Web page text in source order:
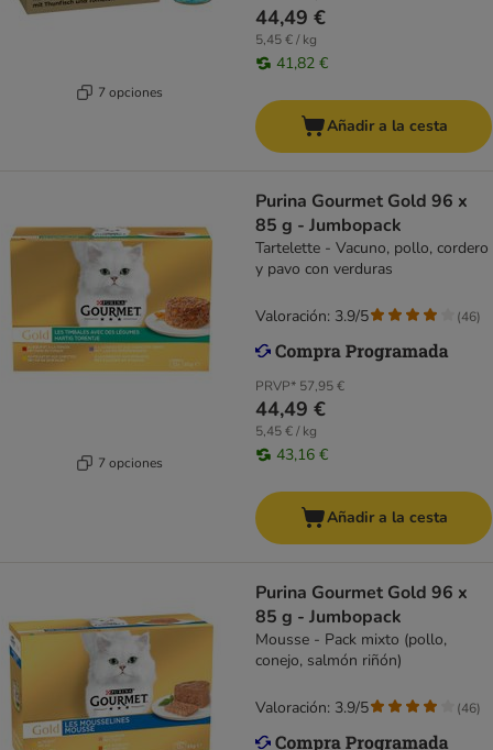
7 opciones
44,49 €
5,45 € / kg
41,82 €
Añadir a la cesta
7 opciones
Purina Gourmet Gold 96 x
85 g - Jumbopack
Tartelette - Vacuno, pollo, cordero
y pavo con verduras
PRVP* 57,95 €
44,49 €
5,45 € / kg
43,16 €
Valoración: 3.9/5 (46)
Añadir a la cesta
Purina Gourmet Gold 96 x
85 g - Jumbopack
Mousse - Pack mixto (pollo,
conejo, salmón riñón)
Valoración: 3.9/5 (46)